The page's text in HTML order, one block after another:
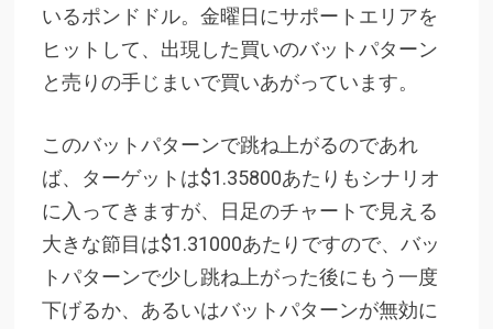
いるポンドドル。金曜日にサポートエリアを
ヒットして、出現した買いのバットパターン
と売りの手じまいで買いあがっています。
このバットパターンで跳ね上がるのであれ
ば、ターゲットは$1.35800あたりもシナリオ
に入ってきますが、日足のチャートで見える
大きな節目は$1.31000あたりですので、バッ
トパターンで少し跳ね上がった後にもう一度
下げるか、あるいはバットパターンが無効に